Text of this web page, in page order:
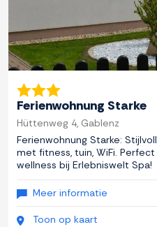
Ferienwohnung Starke
Hüttenweg 4, Gablenz
Ferienwohnung Starke:
met fitness, tuin, WiFi.
wellness bij Erlebniswelt Spa!
Meer informatie
Toon op kaart